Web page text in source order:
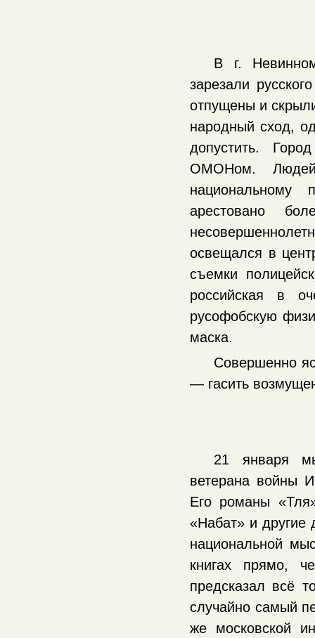
В г.
зарезали
отпущены и
народный сход,
допустить.
ОМОНом.
арестовано
освещался в
съемки
российская в
русофобскую
маска.
Совершенно
— гасить
21 января
ветерана войны
Его романы
«Набат» и другие
национальной
книгах прямо,
предсказал всё
случайно самый
же московской